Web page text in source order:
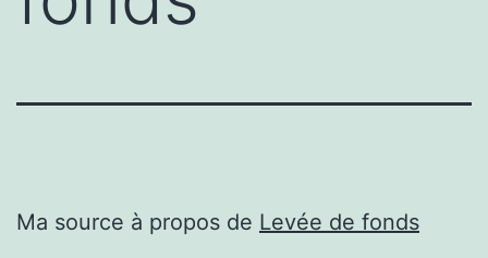
Ma source à propos de Levée de fonds